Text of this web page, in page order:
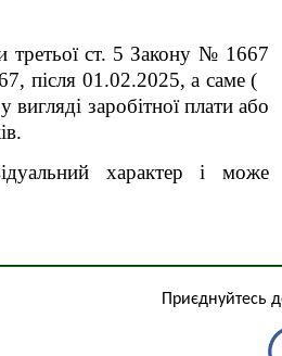
третьої ст. 5 Закону № 1667
після 01.02.2025, а саме (
вигляді заробітної плати або
характер і може
Приєднуйтесь